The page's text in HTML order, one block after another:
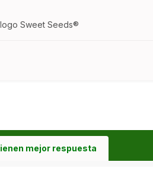
Sweet Seeds®
mejor respuesta